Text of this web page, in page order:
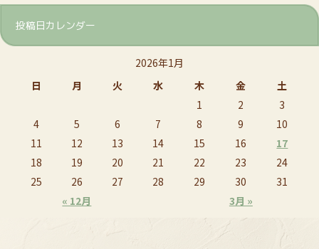
投稿日カレンダー
2026年1月
日
月 火 水 木 金 土
« 12月 3月 »
1 2
3
4
5 6 7 8 9
10
11
12 13 14 15 16
17
18
19 20 21 22 23
24
25
26 27 28 29 30 31